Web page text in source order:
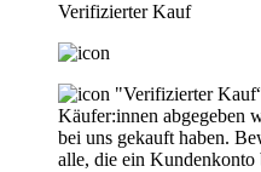
Verifizierter Kauf
"Verifizierter
Käufer:innen abgegeben
bei uns gekauft haben.
alle, die ein Kundenkonto